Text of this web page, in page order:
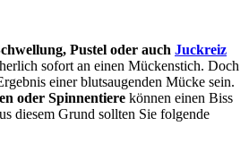
Pustel oder auch Juckreiz
sofort an einen Mückenstich. Doch
einer blutsaugenden Mücke sein.
oder Spinnentiere können einen Biss
diesem Grund sollten Sie folgende